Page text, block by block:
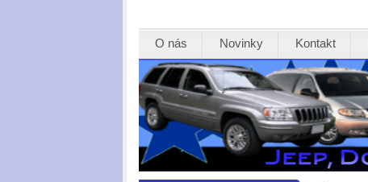
O nás Novinky Kontakt